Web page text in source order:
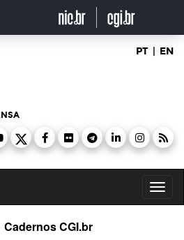
PT | EN
Cadernos CGI.br